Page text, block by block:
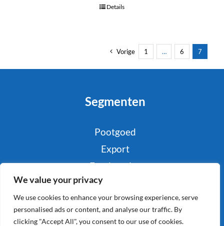
We value your privacy
We use cookies to enhance your browsing experience, serve
personalised ads or content, and analyse our traffic. By
clicking "Accept All", you consent to our use of cookies.
Details
Vorige 1 … 6 7
Segmenten
Pootgoed
Export
Foodservice
Industrie
Retail
Consumenten